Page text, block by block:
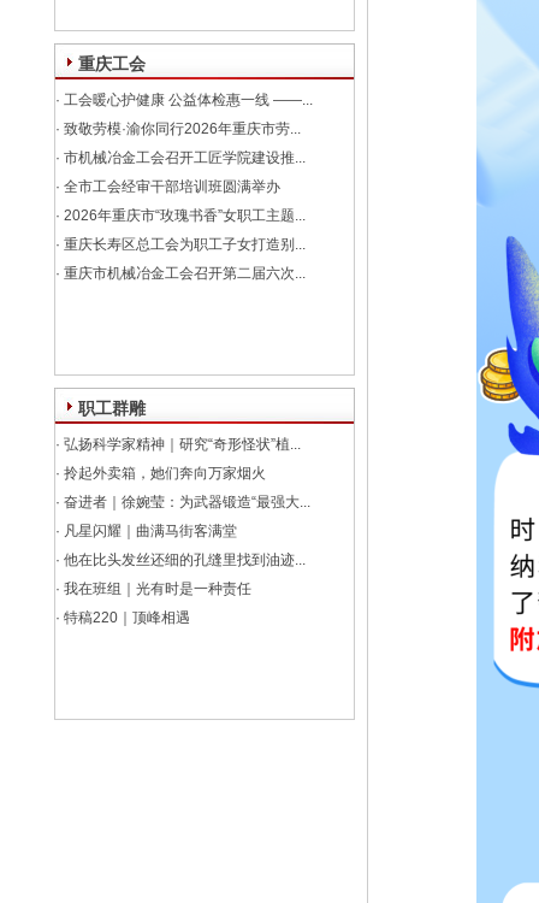
重庆工会
· 工会暖心护健康 公益体检惠一线 ——...
· 致敬劳模·渝你同行2026年重庆市劳...
· 市机械冶金工会召开工匠学院建设推...
· 全市工会经审干部培训班圆满举办
· 2026年重庆市“玫瑰书香”女职工主题...
· 重庆长寿区总工会为职工子女打造别...
· 重庆市机械冶金工会召开第二届六次...
职工群雕
· 弘扬科学家精神｜研究“奇形怪状”植...
· 拎起外卖箱，她们奔向万家烟火
· 奋进者｜徐婉莹：为武器锻造“最强大...
· 凡星闪耀｜曲满马街客满堂
· 他在比头发丝还细的孔缝里找到油迹...
· 我在班组｜光有时是一种责任
· 特稿220｜顶峰相遇